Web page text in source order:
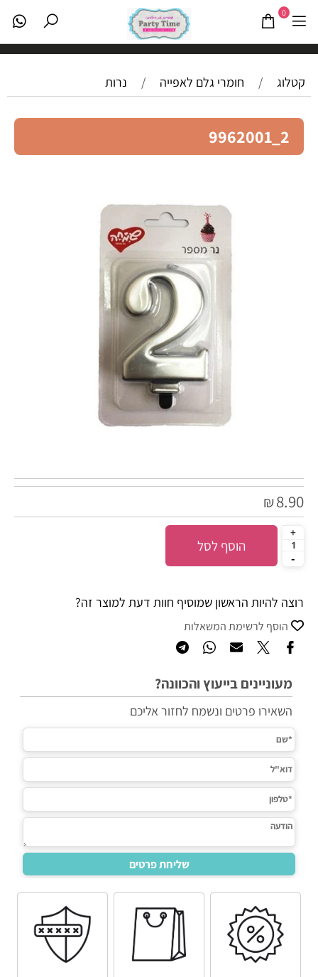
0
קטלוג / חומרי גלם לאפייה / נרות
2_9962001
₪8.90
הוסף לסל
רוצה להיות הראשון שמוסיף חוות דעת למוצר זה?
הוסף לרשימת המשאלות
מעוניינים בייעוץ והכוונה?
השאירו פרטים ונשמח לחזור אליכם